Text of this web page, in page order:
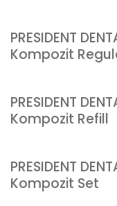
PRESIDENT
Kompozit
PRESIDENT
Kompozit Refill
PRESIDENT
Kompozit Set